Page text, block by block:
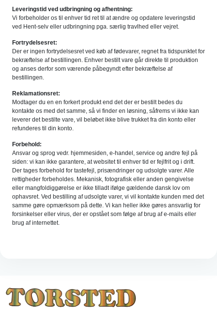
Leveringstid ved udbringning og afhentning:
Vi forbeholder os til enhver tid ret til at ændre og opdatere leveringstid
ved Hent-selv eller udbringning pga. særlig travlhed eller vejret.
Fortrydelsesret:
Der er ingen fortrydelsesret ved køb af fødevarer, regnet fra tidspunktet for
bekræftelse af bestillingen. Enhver bestilt vare går direkte til produktion
og anses derfor som værende påbegyndt efter bekræftelse af
bestillingen.
Reklamationsret:
Modtager du en en forkert produkt end det der er bestilt bedes du
kontakte os med det samme, så vi finder en løsning, såfrems vi ikke kan
leverer det bestilte vare, vil beløbet ikke blive trukket fra din konto eller
refunderes til din konto.
Forbehold:
Ansvar og sprog vedr. hjemmesiden, e-handel, service og andre fejl på
siden: vi kan ikke garantere, at websitet til enhver tid er fejlfrit og i drift.
Der tages forbehold for tastefejl, prisændringer og udsolgte varer. Alle
rettigheder forbeholdes. Mekanisk, fotografisk eller anden gengivelse
eller mangfoldiggørelse er ikke tilladt ifølge gældende dansk lov om
ophavsret. Ved bestilling af udsolgte varer, vi vil kontakte kunden med det
samme gøre opmærksom på dette. Vi kan heller ikke gøres ansvarlig for
forsinkelser eller virus, der er opstået som følge af brug af e-mails eller
brug af internettet.